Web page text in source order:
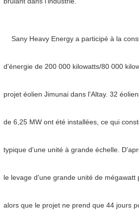
Sany Heavy Energy a participé à la
d'énergie de 200 000 kilowatts/80 000
projet éolien Jimunai dans l'Altay. 32
de 6,25 MW ont été installées, ce qui
typique d'une unité à grande échelle.
le levage d'une grande unité de mégawatt
alors que le projet ne prend que 44 jours